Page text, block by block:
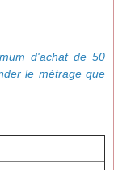
d'achat de 50
le métrage que